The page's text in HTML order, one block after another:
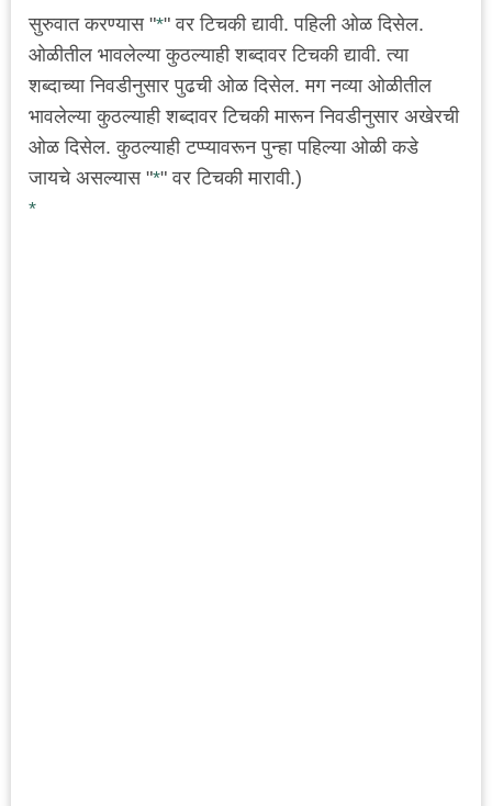
सुरुवात करण्यास "*" वर टिचकी द्यावी. पहिली ओळ दिसेल.
ओळीतील भावलेल्या कुठल्याही शब्दावर टिचकी द्यावी. त्या
शब्दाच्या निवडीनुसार पुढची ओळ दिसेल. मग नव्या ओळीतील
भावलेल्या कुठल्याही शब्दावर टिचकी मारून निवडीनुसार अखेरची
ओळ दिसेल. कुठल्याही टप्प्यावरून पुन्हा पहिल्या ओळी कडे
जायचे असल्यास "*" वर टिचकी मारावी.)
*